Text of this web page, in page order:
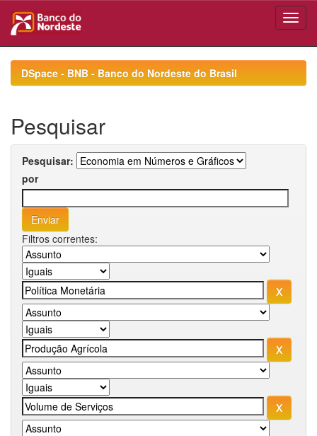
navigationDSpace - BNB - Banco do Nordeste do Brasil
Pesquisar
Pesquisar:
por
Filtros correntes: